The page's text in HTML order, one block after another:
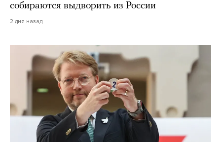
собираются выдворить из России
2 дня назад